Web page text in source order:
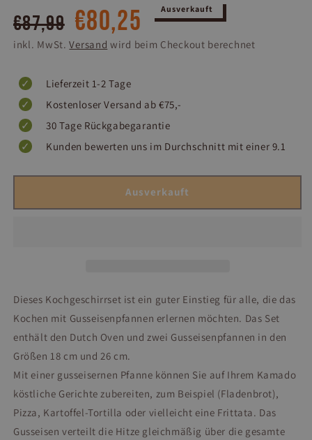
Preis
€87,99
Verkaufspreis
€80,25 Ausverkauft
inkl. MwSt.Versand wird beim Checkout berechnet
Lieferzeit 1-2 Tage
Kostenloser Versand ab €75,-
30 Tage Rückgabegarantie
Kunden bewerten uns im Durchschnitt mit einer 9.1
Ausverkauft
Dieses Kochgeschirrset ist ein guter Einstieg für alle, die das
Kochen mit Gusseisenpfannen erlernen möchten. Das Set
enthält den Dutch Oven und zwei Gusseisenpfannen in den
Größen 18 cm und 26 cm.
Mit einer gusseisernen Pfanne können Sie auf Ihrem Kamado
köstliche Gerichte zubereiten, zum Beispiel (Fladenbrot),
Pizza, Kartoffel-Tortilla oder vielleicht eine Frittata. Das
Gusseisen verteilt die Hitze gleichmäßig über die gesamte